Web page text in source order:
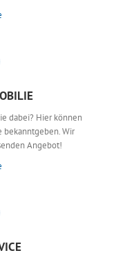
dabei? Hier können
bekanntgeben. Wir
Angebot!